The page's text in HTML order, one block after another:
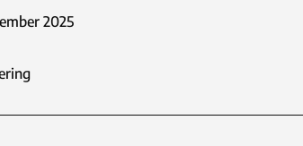
2025